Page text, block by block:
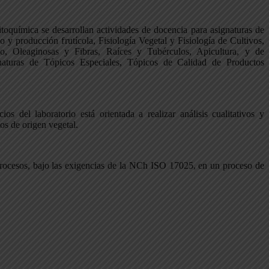
se desarrollan actividades de docencia para asignaturas de
y producción frutícola, Fisiología Vegetal y Fisiología de Cultivos,
Oleaginosas y Fibras, Raíces y Tubérculos, Apicultura, y de
de Tópicos Especiales, Tópicos de Calidad de Productos
del laboratorio está orientada a realizar análisis cualitativos y
de origen vegetal.
bajo las exigencias de la NCh ISO 17025, en un proceso de